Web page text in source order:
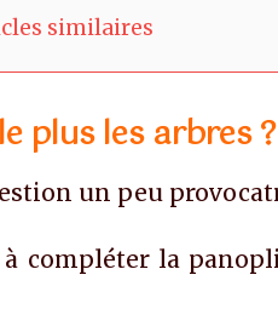
similaires
plus les arbres ?
un peu
compléter la